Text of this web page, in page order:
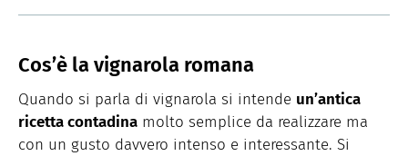
Cos’è la vignarola romana
Quando si parla di vignarola si intende un’antica
ricetta contadina molto semplice da realizzare ma
con un gusto davvero intenso e interessante. Si